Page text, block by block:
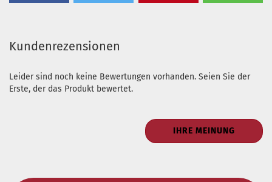
Kundenrezensionen
Leider sind noch keine Bewertungen vorhanden. Seien Sie der
Erste, der das Produkt bewertet.
IHRE MEINUNG